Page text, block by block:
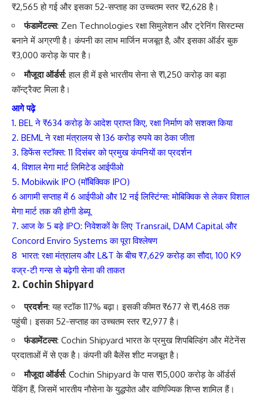
₹2,565 हो गई और इसका 52-सप्ताह का उच्चतम स्तर ₹2,628 है।
फंडामेंटल्स: Zen Technologies रक्षा सिमुलेशन और ट्रेनिंग सिस्टम्स
बनाने में अग्रणी है। कंपनी का लाभ मार्जिन मजबूत है, और इसका ऑर्डर बुक
₹3,000 करोड़ के पार है।
मौजूदा ऑर्डर्स: हाल ही में इसे भारतीय सेना से ₹1,250 करोड़ का बड़ा
कॉन्ट्रैक्ट मिला है।
आगे पढ़े
1. BEL ने ₹634 करोड़ के आदेश प्राप्त किए, रक्षा निर्माण को सशक्त किया
2. BEML ने रक्षा मंत्रालय से 136 करोड़ रुपये का ठेका जीता
3.डिफेंस स्टॉक्स: 11 दिसंबर को प्रमुख कंपनियों का प्रदर्शन
4. विशाल मेगा मार्ट लिमिटेड आईपीओ
5. Mobikwik IPO (मॉबिक्विक IPO)
6 आगामी सप्ताह में 6 आईपीओ और 12 नई लिस्टिंग्स: मोबिक्विक से लेकर विशाल
मेगा मार्ट तक की होगी डेब्यू
7. आज के 5 बड़े IPO: निवेशकों के लिए Transrail, DAM Capital और
Concord Enviro Systems का पूरा विश्लेषण
8 भारत: रक्षा मंत्रालय और L&T के बीच ₹7,629 करोड़ का सौदा, 100 K9
वज्र-टी गन्स से बढ़ेगी सेना की ताकत
2. Cochin Shipyard
प्रदर्शन: यह स्टॉक 117% बढ़ा। इसकी कीमत ₹677 से ₹1,468 तक
पहुंची। इसका 52-सप्ताह का उच्चतम स्तर ₹2,977 है।
फंडामेंटल्स: Cochin Shipyard भारत के प्रमुख शिपबिल्डिंग और मेंटेनेंस
प्रदाताओं में से एक है। कंपनी की बैलेंस शीट मजबूत है।
मौजूदा ऑर्डर्स: Cochin Shipyard के पास ₹15,000 करोड़ के ऑर्डर्स
पेंडिंग हैं, जिसमें भारतीय नौसेना के युद्धपोत और वाणिज्यिक शिप्स शामिल हैं।